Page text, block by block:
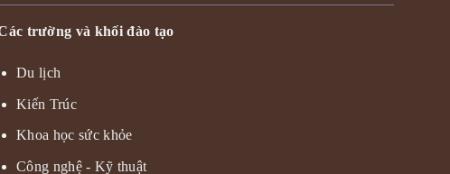
trường và khối đào tạo
Du lịch
Kiến Trúc
Khoa học sức khỏe
Công nghệ - Kỹ thuật